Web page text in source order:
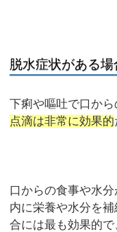
脱水症状がある場
下痢や嘔吐で口から
点滴は非常に効果的
口からの食事や水
内に栄養や水分を
合には最も効果的